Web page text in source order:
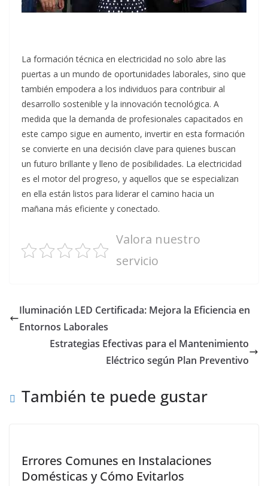
La formación técnica en electricidad no solo abre las
puertas a un mundo de oportunidades laborales, sino que
también empodera a los individuos para contribuir al
desarrollo sostenible y la innovación tecnológica. A
medida que la demanda de profesionales capacitados en
este campo sigue en aumento, invertir en esta formación
se convierte en una decisión clave para quienes buscan
un futuro brillante y lleno de posibilidades. La electricidad
es el motor del progreso, y aquellos que se especializan
en ella están listos para liderar el camino hacia un
mañana más eficiente y conectado.
Valora nuestro
servicio
Iluminación LED Certificada: Mejora la Eficiencia en
Entornos Laborales
Estrategias Efectivas para el Mantenimiento
Eléctrico según Plan Preventivo
También te puede gustar
Errores Comunes en Instalaciones
Domésticas y Cómo Evitarlos